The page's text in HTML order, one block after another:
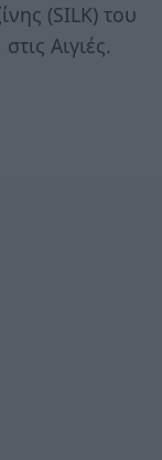
(SILK) του
Αιγιές.